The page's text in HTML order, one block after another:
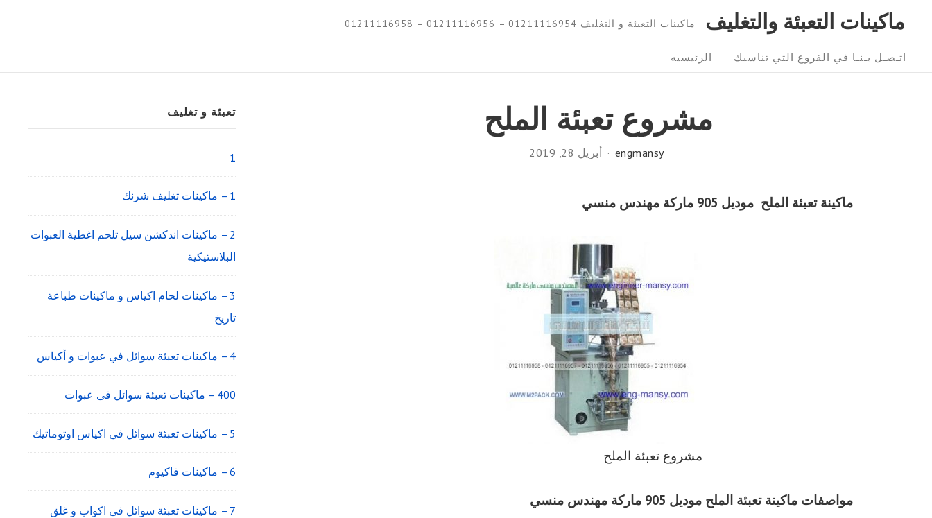
content
ماكينات التعبئة والتغليف ماكينات التعبئة و التغليف 01211116954 – 01211116956 – 01211116958
Site
Navigation
اتـصـل بـنـا في الفروع التي تناسبك الرئيسيه
مشروع تعبئة الملح
engmansy أبريل 28, 2019
ماكينة تعبئة الملح موديل 905 ماركة مهندس منسي
مشروع تعبئة الملح
مواصفات ماكينة تعبئة الملح موديل 905 ماركة مهندس منسي
Sidebar
Widget
Area
تعبئة و تغليف
1
1 – ماكينات تغليف شرنك
2 – ماكينات اندكشن سيل تلحم اغطية العبوات
البلاستيكية
3 – ماكينات لحام اكياس و ماكينات طباعة
تاريخ
4 – ماكينات تعبئة سوائل في عبوات و أكياس
400 – ماكينات تعبئة سوائل فى عبوات
5 – ماكينات تعبئة سوائل في اكياس اوتوماتيك
6 – ماكينات فاكيوم
7 – ماكينات تعبئة سوائل فى اكواب و غلق